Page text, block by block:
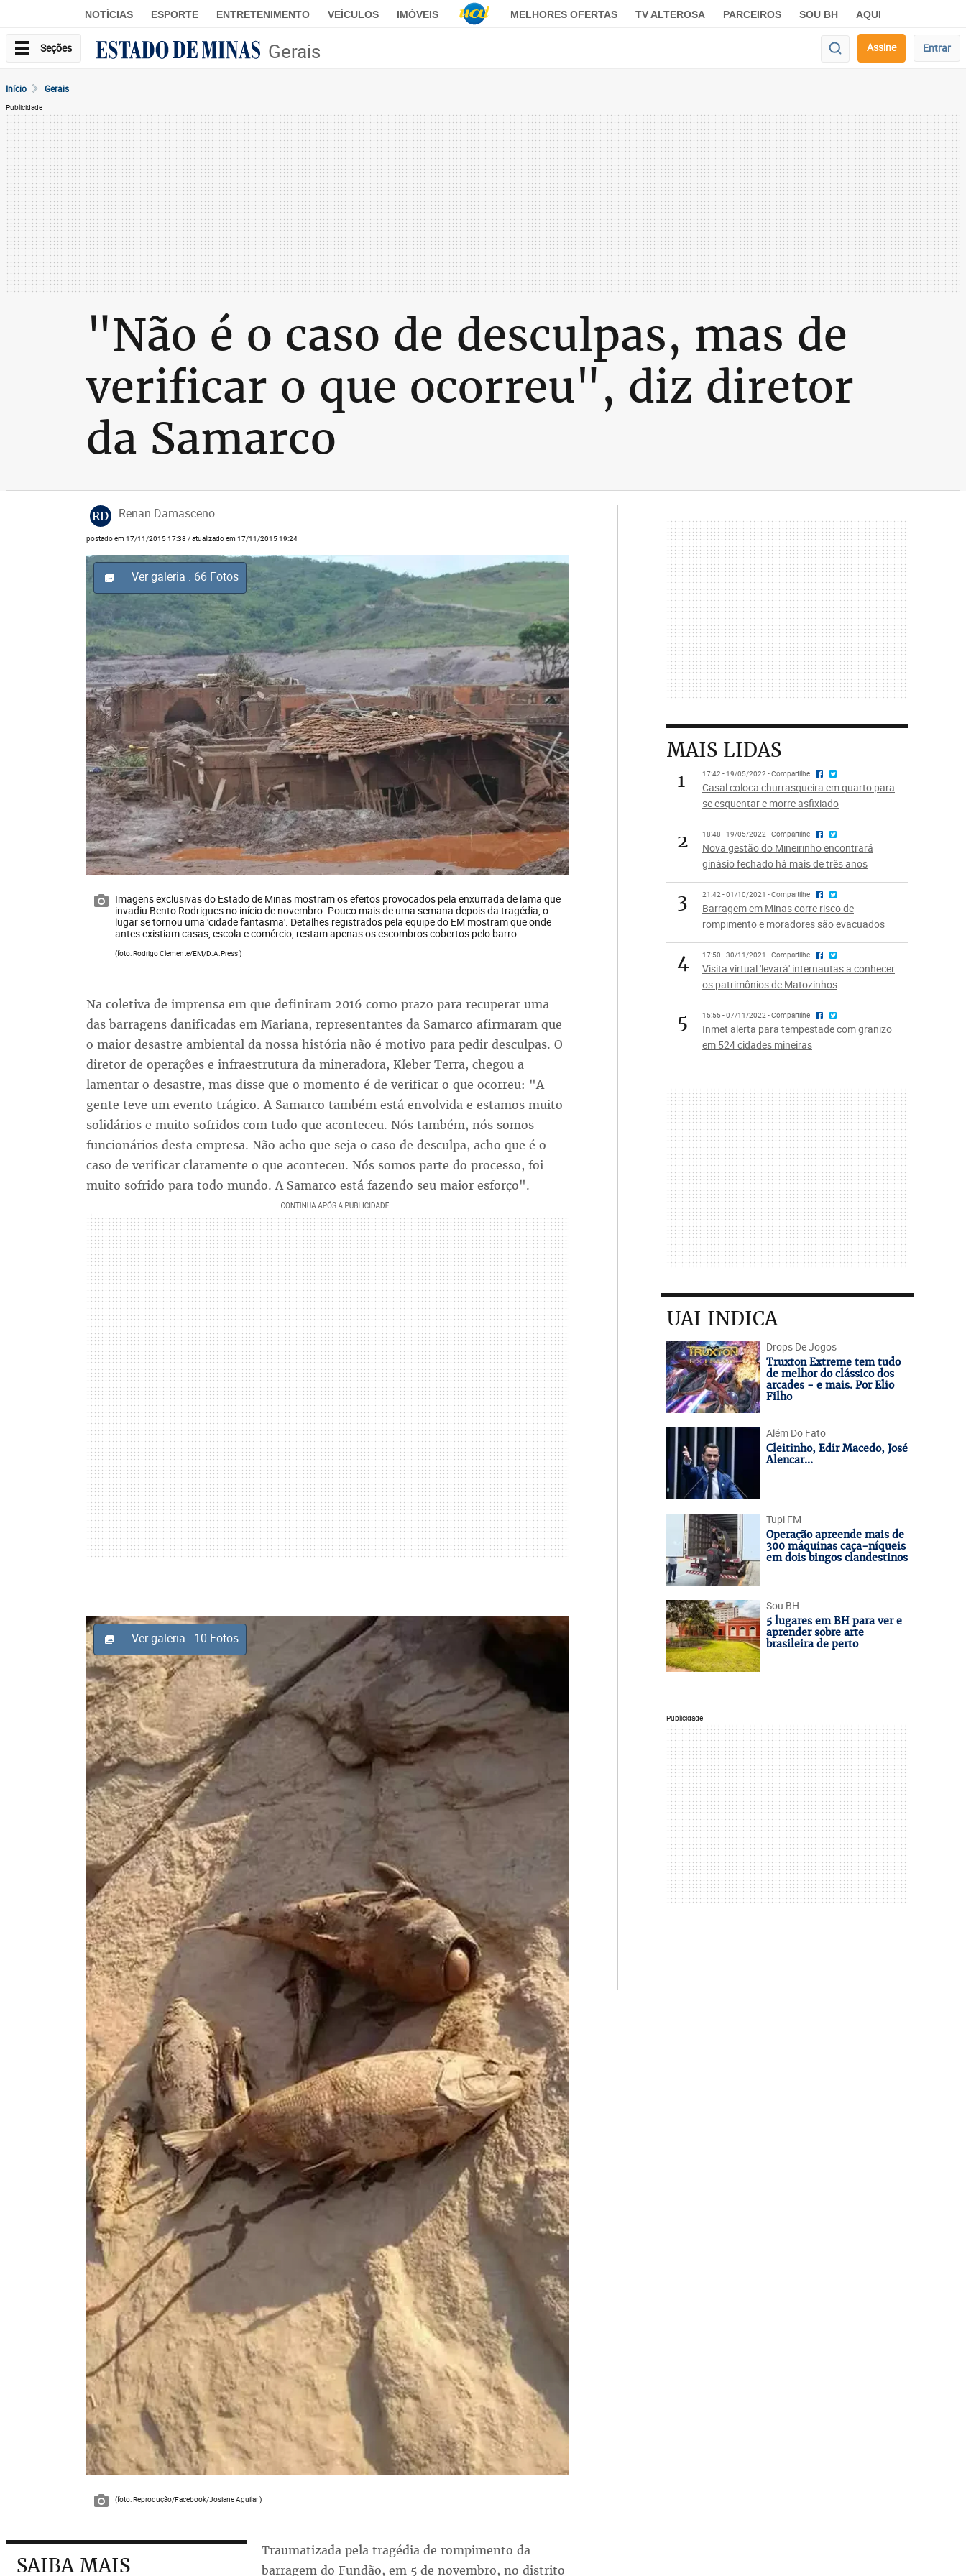
NOTÍCIAS ESPORTE ENTRETENIMENTO VEÍCULOS IMÓVEIS MELHORES OFERTAS TV ALTEROSA PARCEIROS SOU BH AQUI
Seções Gerais Assine Entrar
Início Gerais
Publicidade
"Não é o caso de desculpas, mas de
verificar o que ocorreu", diz diretor
da Samarco
RD Renan Damasceno
postado em 17/11/2015 17:38 / atualizado em 17/11/2015 19:24
Ver galeria . 66 Fotos
Imagens exclusivas do Estado de Minas mostram os efeitos provocados pela enxurrada de lama que
invadiu Bento Rodrigues no início de novembro. Pouco mais de uma semana depois da tragédia, o
lugar se tornou uma 'cidade fantasma'. Detalhes registrados pela equipe do EM mostram que onde
antes existiam casas, escola e comércio, restam apenas os escombros cobertos pelo barro
(foto: Rodrigo Clemente/EM/D.A.Press )
Na coletiva de imprensa em que definiram 2016 como prazo para recuperar uma
das barragens danificadas em Mariana, representantes da Samarco afirmaram que
o maior desastre ambiental da nossa história não é motivo para pedir desculpas. O
diretor de operações e infraestrutura da mineradora, Kleber Terra, chegou a
lamentar o desastre, mas disse que o momento é de verificar o que ocorreu: "A
gente teve um evento trágico. A Samarco também está envolvida e estamos muito
solidários e muito sofridos com tudo que aconteceu. Nós também, nós somos
funcionários desta empresa. Não acho que seja o caso de desculpa, acho que é o
caso de verificar claramente o que aconteceu. Nós somos parte do processo, foi
muito sofrido para todo mundo. A Samarco está fazendo seu maior esforço".
Ver galeria . 10 Fotos
(foto: Reprodução/Facebook/Josiane Aguilar )
SAIBA MAIS
Traumatizada pela tragédia de rompimento da
barragem do Fundão, em 5 de novembro, no distrito
MAIS LIDAS
1
17:42 - 19/05/2022 - Compartilhe
Casal coloca churrasqueira em quarto para
se esquentar e morre asfixiado
2 18:48 - 19/05/2022 - Compartilhe
Nova gestão do Mineirinho encontrará
ginásio fechado há mais de três anos
3 21:42 - 01/10/2021 - Compartilhe
Barragem em Minas corre risco de
rompimento e moradores são evacuados
4 17:50 - 30/11/2021 - Compartilhe
Visita virtual 'levará' internautas a conhecer
os patrimônios de Matozinhos
5 15:55 - 07/11/2022 - Compartilhe
Inmet alerta para tempestade com granizo
em 524 cidades mineiras
UAI INDICA
Drops De Jogos
Truxton Extreme tem tudo
de melhor do clássico dos
arcades - e mais. Por Elio
Filho
Além Do Fato
Cleitinho, Edir Macedo, José
Alencar...
Tupi FM
Operação apreende mais de
300 máquinas caça-níqueis
em dois bingos clandestinos
Sou BH
5 lugares em BH para ver e
aprender sobre arte
brasileira de perto
Publicidade